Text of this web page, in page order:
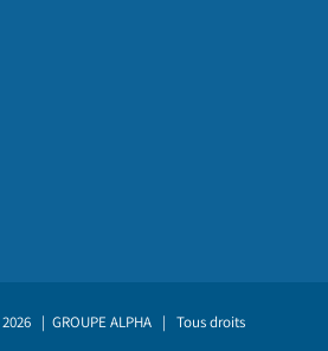
2026 | GROUPE ALPHA| Tous droits